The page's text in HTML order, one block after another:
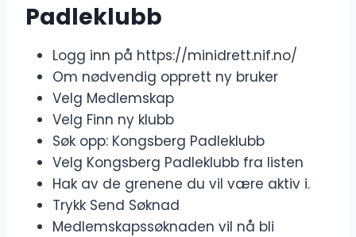
Padleklubb
Logg inn på https://minidrett.nif.no/
Om nødvendig opprett ny bruker
Velg Medlemskap
Velg Finn ny klubb
Søk opp: Kongsberg Padleklubb
Velg Kongsberg Padleklubb fra listen
Hak av de grenene du vil være aktiv i.
Trykk Send Søknad
Medlemskapssøknaden vil nå bli